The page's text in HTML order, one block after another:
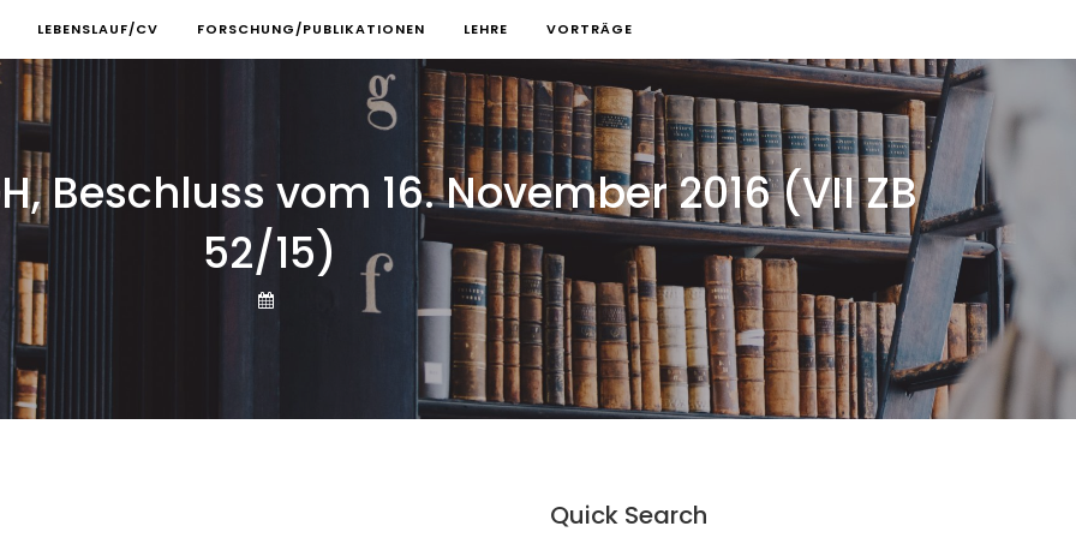
LEBENSLAUF/CV FORSCHUNG/PUBLIKATIONEN LEHRE VORTRÄGE
Beschluss vom 16. November 2016 (VII ZB
52/15)
Quick Search